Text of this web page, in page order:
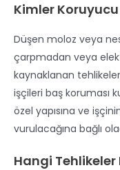
Kimler Koruyucu
Düşen moloz veya
çarpmadan veya
kaynaklanan
işçileri baş koruması
özel yapısına ve
vurulacağına bağlı
Hangi Tehlikeler